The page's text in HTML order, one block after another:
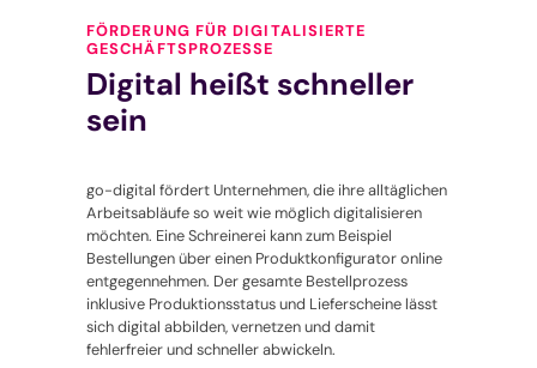
FÖRDERUNG FÜR DIGITALISIERTE
GESCHÄFTSPROZESSE
Digital heißt schneller
sein
go-digital fördert Unternehmen, die ihre alltäglichen
Arbeitsabläufe so weit wie möglich digitalisieren
möchten. Eine Schreinerei kann zum Beispiel
Bestellungen über einen Produktkonfigurator online
entgegennehmen. Der gesamte Bestellprozess
inklusive Produktionsstatus und Lieferscheine lässt
sich digital abbilden, vernetzen und damit
fehlerfreier und schneller abwickeln.